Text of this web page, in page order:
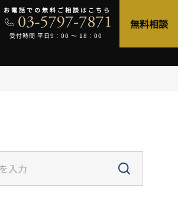
お電話での無料ご相談はこちら
受付時間 平日9：00 〜 18：00
無料相談